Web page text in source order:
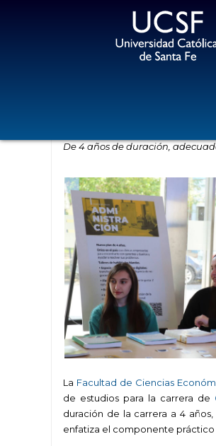
De 4 años de duración,
La Facultad de Ciencias
de estudios para la carrera de
duración de la carrera a 4
enfatiza el componente práctico